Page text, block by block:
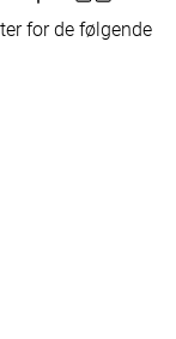
for de følgende